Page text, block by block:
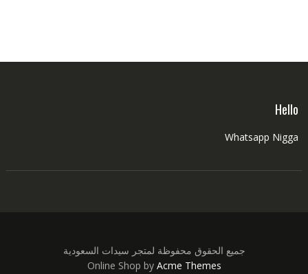
Hello
Whatsapp Nigga
جميع الحقوق محفوظة لمتجر سيدات السعودية
Online Shop by Acme Themes